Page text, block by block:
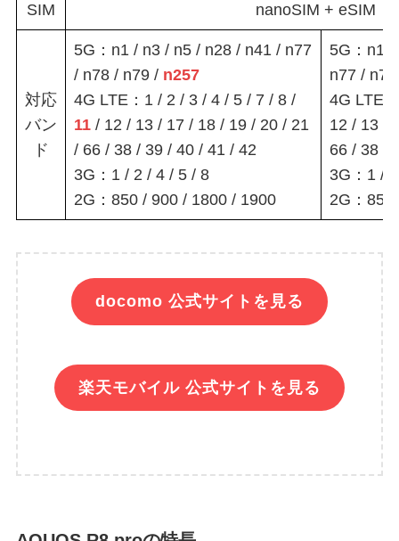
SIM nanoSIM + eSIM
対応
バン
ド
5G：n1 / n3 / n5 / n28 / n41 / n77
/ n78 / n79 / n257
4G LTE：1 / 2 / 3 / 4 / 5 / 7 / 8 /
11/ 12 / 13 / 17 / 18 / 19 / 20 / 21
/ 66 / 38 / 39 / 40 / 41 / 42
3G：1 / 2 / 4 / 5 / 8
2G：850 / 900 / 1800 / 1900
5G：n1 /
n77 /
4G LTE
12 / 13 /
66 / 38 /
3G：1 /
2G：850
docomo 公式サイトを見る
楽天モバイル 公式サイトを見る